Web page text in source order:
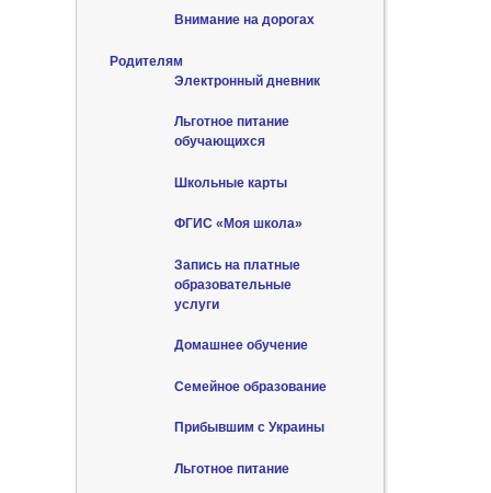
Внимание на дорогах
Родителям
Электронный дневник
Льготное питание
обучающихся
Школьные карты
ФГИС «Моя школа»
Запись на платные
образовательные
услуги
Домашнее обучение
Семейное образование
Прибывшим с Украины
Льготное питание